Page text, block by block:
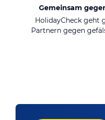
Gemeinsam
HolidayCheck geht
Partnern gegen